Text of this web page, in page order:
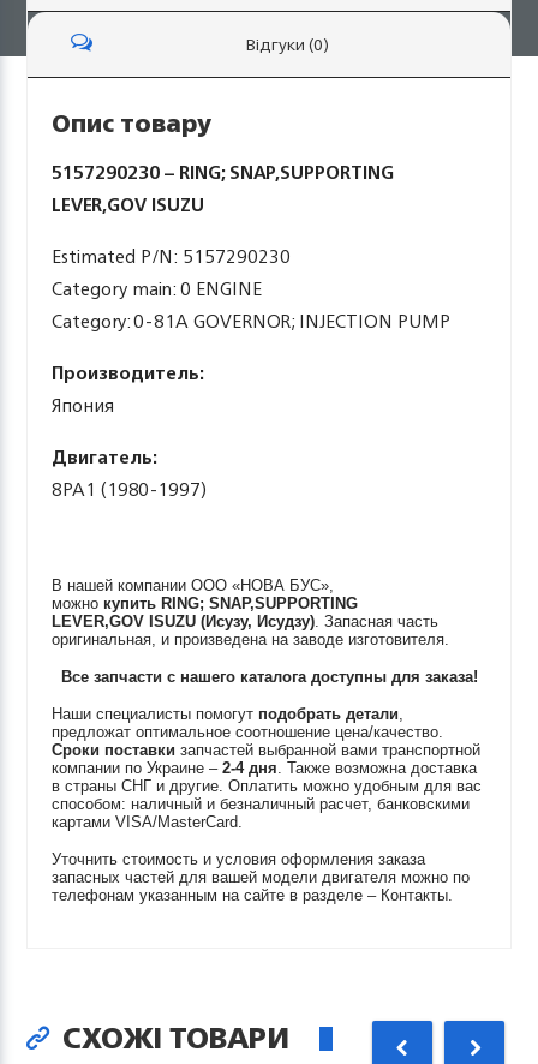
Відгуки (0)
Опис товару
5157290230 – RING; SNAP,SUPPORTING
LEVER,GOV ISUZU
Estimated P/N: 5157290230
Category main: 0 ENGINE
Category: 0-81A GOVERNOR; INJECTION PUMP
Производитель:
Япония
Двигатель:
8PA1 (1980-1997)
В нашей компании ООО «НОВА БУС»,
можно купить RING; SNAP,SUPPORTING
LEVER,GOV ISUZU (Исузу, Исудзу). Запасная часть
оригинальная, и произведена на заводе изготовителя.
Все запчасти с нашего каталога доступны для заказа!
Наши специалисты помогут подобрать детали,
предложат оптимальное соотношение цена/качество.
Сроки поставки запчастей выбранной вами транспортной
компании по Украине –2-4 дня. Также возможна доставка
в страны СНГ и другие. Оплатить можно удобным для вас
способом: наличный и безналичный расчет, банковскими
картами VISA/MasterCard.
Уточнить стоимость и условия оформления заказа
запасных частей для вашей модели двигателя можно по
телефонам указанным на сайте в разделе – Контакты.
СХОЖІ ТОВАРИ